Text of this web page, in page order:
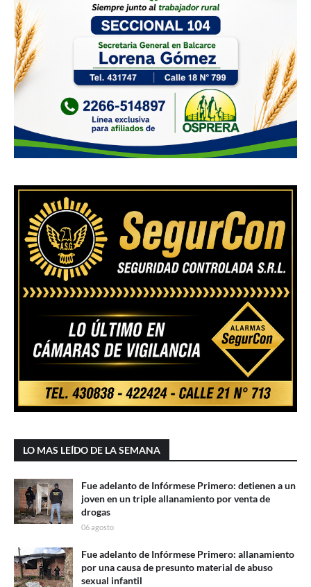
LO MAS LEÍDO DE LA SEMANA
Fue adelanto de Infórmese Primero: detienen a un
joven en un triple allanamiento por venta de
drogas
06 agosto
Fue adelanto de Infórmese Primero: allanamiento
por una causa de presunto material de abuso
sexual infantil